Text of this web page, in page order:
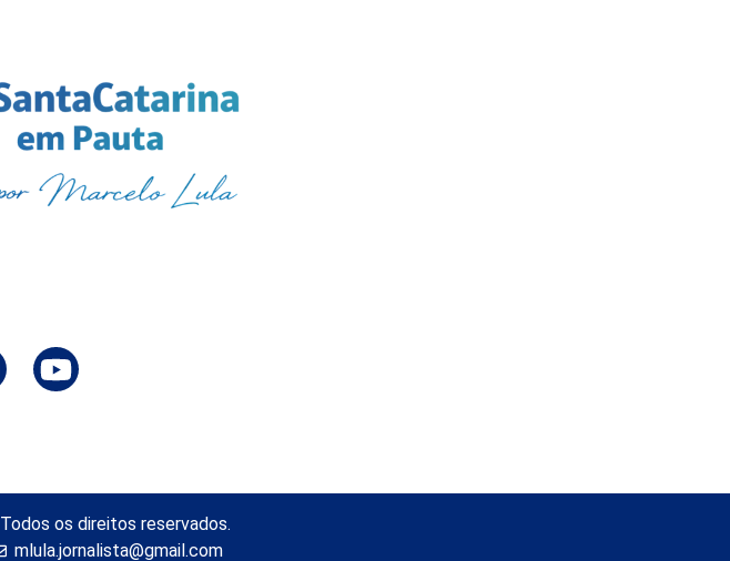
Todos os direitos reservados.
mlula.jornalista@gmail.com